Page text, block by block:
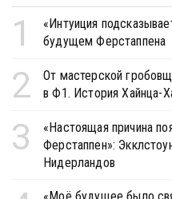
1
«Интуиция
будущем Ферстаппена
2
От мастерской
в Ф1. История Хайнца-
3
«Настоящая причина
Ферстаппен»:
Нидерландов
«Моё будущее было